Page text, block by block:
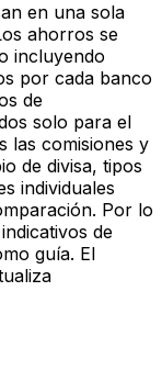
en una sola
ahorros se
incluyendo
por cada banco
de
solo para el
las comisiones y
de divisa, tipos
individuales
Por lo
de
guía. El